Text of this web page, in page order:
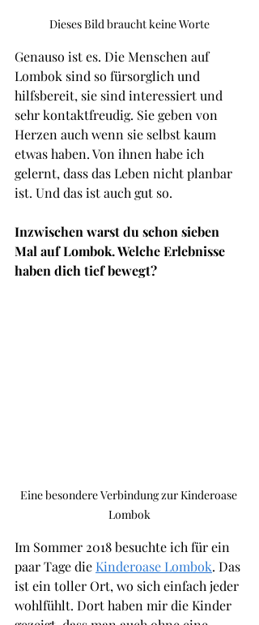
Dieses Bild braucht keine Worte
Genauso ist es. Die Menschen auf
Lombok sind so fürsorglich und
hilfsbereit, sie sind interessiert und
sehr kontaktfreudig. Sie geben von
Herzen auch wenn sie selbst kaum
etwas haben. Von ihnen habe ich
gelernt, dass das Leben nicht planbar
ist. Und das ist auch gut so.
Inzwischen warst du schon sieben
Mal auf Lombok. Welche Erlebnisse
haben dich tief bewegt?
Eine besondere Verbindung zur Kinderoase
Lombok
Im Sommer 2018 besuchte ich für ein
paar Tage die Kinderoase Lombok. Das
ist ein toller Ort, wo sich einfach jeder
wohlfühlt. Dort haben mir die Kinder